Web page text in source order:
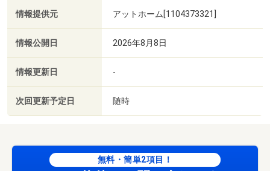
情報提供元 アットホーム[1104373321]
情報公開日 2026年8月8日
情報更新日 -
次回更新予定日 随時
無料・簡単2項目！